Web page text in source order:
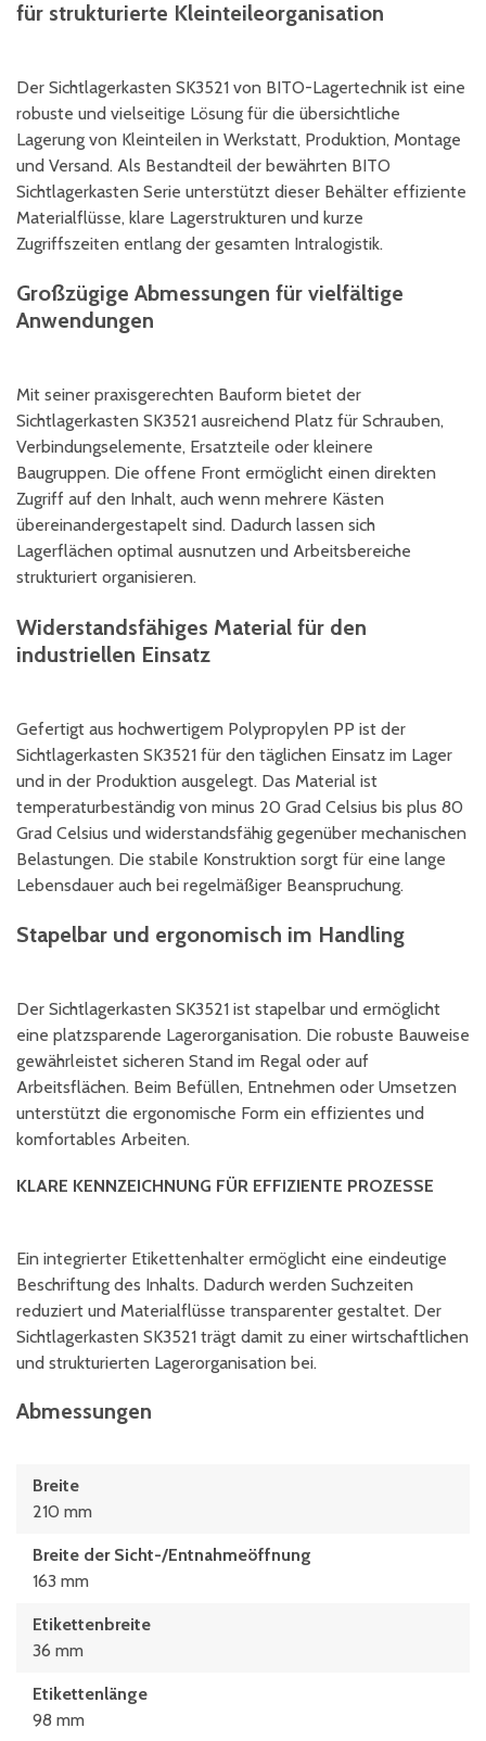
für strukturierte Kleinteileorganisation
Der Sichtlagerkasten SK3521 von BITO-Lagertechnik ist eine
robuste und vielseitige Lösung für die übersichtliche
Lagerung von Kleinteilen in Werkstatt, Produktion, Montage
und Versand. Als Bestandteil der bewährten BITO
Sichtlagerkasten Serie unterstützt dieser Behälter effiziente
Materialflüsse, klare Lagerstrukturen und kurze
Zugriffszeiten entlang der gesamten Intralogistik.
Großzügige Abmessungen für vielfältige
Anwendungen
Mit seiner praxisgerechten Bauform bietet der
Sichtlagerkasten SK3521 ausreichend Platz für Schrauben,
Verbindungselemente, Ersatzteile oder kleinere
Baugruppen. Die offene Front ermöglicht einen direkten
Zugriff auf den Inhalt, auch wenn mehrere Kästen
übereinandergestapelt sind. Dadurch lassen sich
Lagerflächen optimal ausnutzen und Arbeitsbereiche
strukturiert organisieren.
Widerstandsfähiges Material für den
industriellen Einsatz
Gefertigt aus hochwertigem Polypropylen PP ist der
Sichtlagerkasten SK3521 für den täglichen Einsatz im Lager
und in der Produktion ausgelegt. Das Material ist
temperaturbeständig von minus 20 Grad Celsius bis plus 80
Grad Celsius und widerstandsfähig gegenüber mechanischen
Belastungen. Die stabile Konstruktion sorgt für eine lange
Lebensdauer auch bei regelmäßiger Beanspruchung.
Stapelbar und ergonomisch im Handling
Der Sichtlagerkasten SK3521 ist stapelbar und ermöglicht
eine platzsparende Lagerorganisation. Die robuste Bauweise
gewährleistet sicheren Stand im Regal oder auf
Arbeitsflächen. Beim Befüllen, Entnehmen oder Umsetzen
unterstützt die ergonomische Form ein effizientes und
komfortables Arbeiten.
KLARE KENNZEICHNUNG FÜR EFFIZIENTE PROZESSE
Ein integrierter Etikettenhalter ermöglicht eine eindeutige
Beschriftung des Inhalts. Dadurch werden Suchzeiten
reduziert und Materialflüsse transparenter gestaltet. Der
Sichtlagerkasten SK3521 trägt damit zu einer wirtschaftlichen
und strukturierten Lagerorganisation bei.
Abmessungen
Breite
210 mm
Breite der Sicht-/Entnahmeöffnung
163 mm
Etikettenbreite
36 mm
Etikettenlänge
98 mm